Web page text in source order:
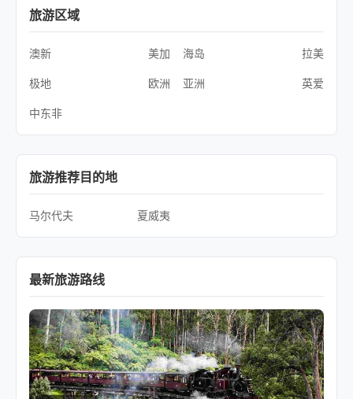
旅游区域
澳新 美加 海岛 拉美
极地 欧洲 亚洲 英爱
中东非
旅游推荐目的地
马尔代夫 夏威夷
最新旅游路线